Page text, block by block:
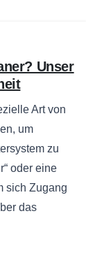
Unser
Art von
um
zu
oder eine
sich Zugang
das